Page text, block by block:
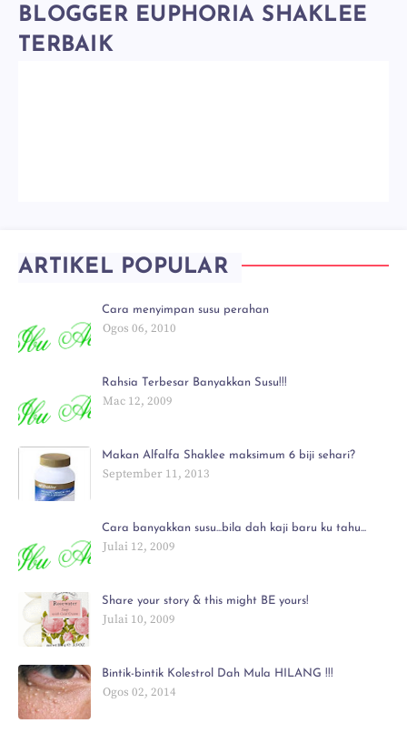
BLOGGER EUPHORIA SHAKLEE
TERBAIK
ARTIKEL POPULAR
Cara menyimpan susu perahan
Ogos 06, 2010
Rahsia Terbesar Banyakkan Susu!!!
Mac 12, 2009
Makan Alfalfa Shaklee maksimum 6 biji sehari?
September 11, 2013
Cara banyakkan susu...bila dah kaji baru ku tahu...
Julai 12, 2009
Share your story & this might BE yours!
Julai 10, 2009
Bintik-bintik Kolestrol Dah Mula HILANG !!!
Ogos 02, 2014